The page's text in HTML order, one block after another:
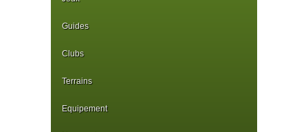
Guides
Clubs
Terrains
Equipement